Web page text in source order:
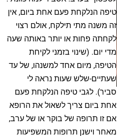
טיפה הנלקחת פעם אחת ביום, אין
זה משנה מתי תילקח, אולם רצוי
לקחתה פחות או יותר באותה שעה
מדי יום. (שינוי בזמני לקיחת
הטיפה, מיום אחד למשנהו, של עד
שעתיים-שלש שעות נראה לי
סביר). לגבי טיפה הנלקחת פעם
אחת ביום צריך לשאול את הרופא
אם זו תרופה של בוקר או של ערב,
מאחר וישנן תרופות המשפיעות